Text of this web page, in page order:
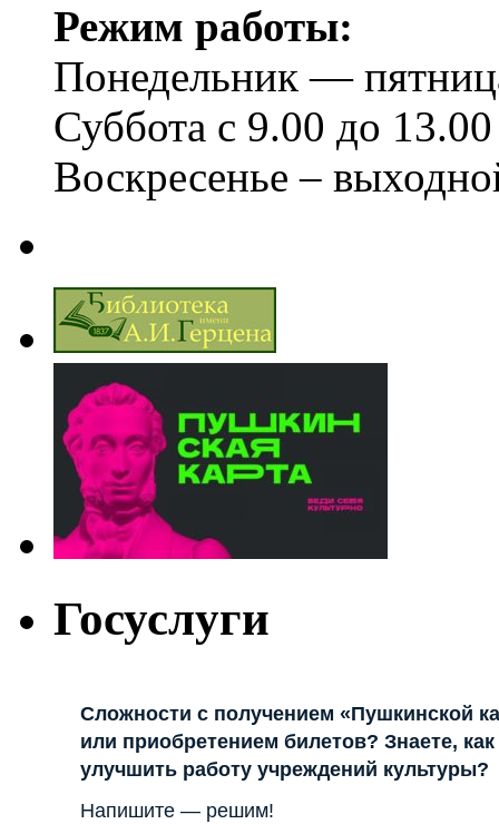
Режим работы:
Понедельник —
Суббота с 9.00 до 13.00
Воскресенье –
Госуслуги
Сложности с получением «Пушкинской
или приобретением билетов? Знаете, как
улучшить работу учреждений культуры?
Напишите — решим!